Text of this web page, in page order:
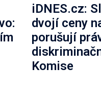
iDNES.cz:
dvojí ceny
porušují
Komise